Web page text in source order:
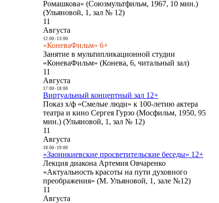
Ромашкова» (Союзмультфильм, 1967, 10 мин.)
(Ульяновой, 1, зал № 12)
11
Августа
12:00- 13:00
«КоневаФильм» 6+
Занятие в мультипликационной студии
«КоневаФильм» (Конева, 6, читальный зал)
11
Августа
17:00- 18:00
Виртуальный концертный зал 12+
Показ х/ф «Смелые люди» к 100-летию актера
театра и кино Сергея Гурзо (Мосфильм, 1950, 95
мин.) (Ульяновой, 1, зал № 12)
11
Августа
18:00- 19:00
«Заоникиевские просветительские беседы» 12+
Лекция диакона Артемия Овчаренко
«Актуальность красоты на пути духовного
преображения» (М. Ульяновой, 1, зале №12)
11
Августа